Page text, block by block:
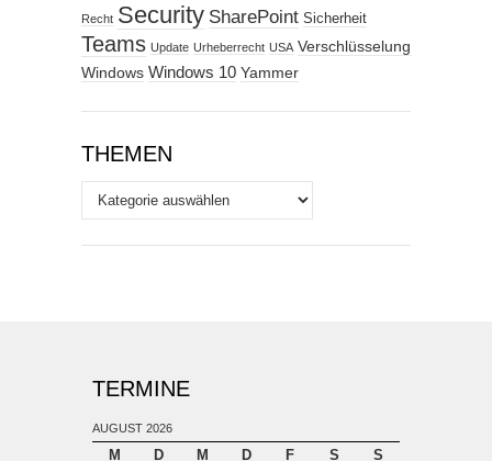
Recht Security SharePoint Sicherheit
Teams Update Urheberrecht USA Verschlüsselung
Windows Windows 10 Yammer
THEMEN
Themen
TERMINE
AUGUST 2026
M D M D F S S